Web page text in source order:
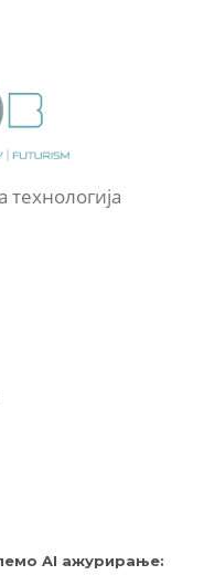
технологија
AI ажурирање: